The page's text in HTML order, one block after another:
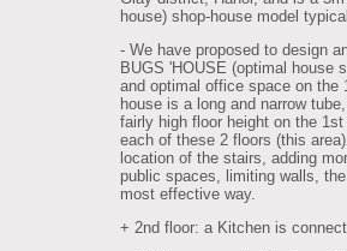
house) shop-house model
- We have proposed to design
BUGS 'HOUSE (optimal house
and optimal office space on the
house is a long and narrow
fairly high floor height on the
each of these 2 floors (this
location of the stairs, adding
public spaces, limiting walls,
most effective way.
+ 2nd floor: a Kitchen is